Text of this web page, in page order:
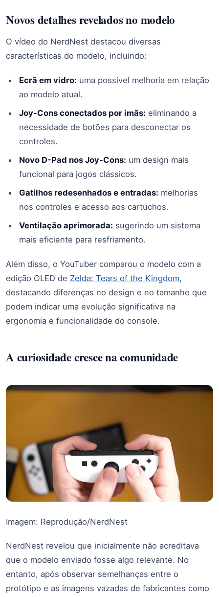
Novos detalhes revelados no modelo
O vídeo do NerdNest destacou diversas
características do modelo, incluindo:
Ecrã em vidro: uma possível melhoria em relação
ao modelo atual.
Joy-Cons conectados por imãs: eliminando a
necessidade de botões para desconectar os
controles.
Novo D-Pad nos Joy-Cons: um design mais
funcional para jogos clássicos.
Gatilhos redesenhados e entradas: melhorias
nos controles e acesso aos cartuchos.
Ventilação aprimorada: sugerindo um sistema
mais eficiente para resfriamento.
Além disso, o YouTuber comparou o modelo com a
edição OLED de Zelda: Tears of the Kingdom,
destacando diferenças no design e no tamanho que
podem indicar uma evolução significativa na
ergonomia e funcionalidade do console.
A curiosidade cresce na comunidade
Imagem: Reprodução/NerdNest
NerdNest revelou que inicialmente não acreditava
que o modelo enviado fosse algo relevante. No
entanto, após observar semelhanças entre o
protótipo e as imagens vazadas de fabricantes como